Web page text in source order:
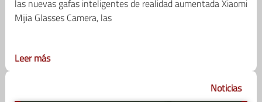
las nuevas gafas inteligentes de realidad aumentada Xiaomi
Mijia Glasses Camera, las
Leer más
Noticias